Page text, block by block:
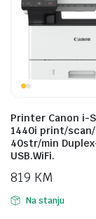
Printer Canon i-
1440i print/
40str/min
USB.WiFi.
819 KM
Na stanju